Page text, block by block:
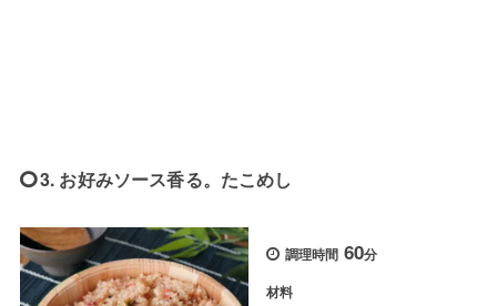
3. お好みソース香る。たこめし
調理時間 60分
材料